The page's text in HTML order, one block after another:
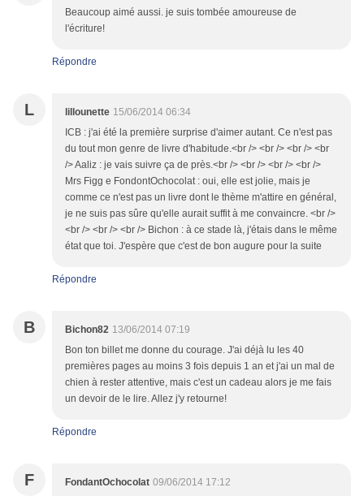
Beaucoup aimé aussi. je suis tombée amoureuse de
l'écriture!
Répondre
L lillounette 15/06/2014 06:34
ICB : j'ai été la première surprise d'aimer autant. Ce n'est pas
du tout mon genre de livre d'habitude.<br /> <br /> <br /> <br
/> Aaliz : je vais suivre ça de près.<br /> <br /> <br /> <br />
Mrs Figg e FondontOchocolat : oui, elle est jolie, mais je
comme ce n'est pas un livre dont le thème m'attire en général,
je ne suis pas sûre qu'elle aurait suffit à me convaincre. <br />
<br /> <br /> <br /> Bichon : à ce stade là, j'étais dans le même
état que toi. J'espère que c'est de bon augure pour la suite
Répondre
B Bichon82 13/06/2014 07:19
Bon ton billet me donne du courage. J'ai déjà lu les 40
premières pages au moins 3 fois depuis 1 an et j'ai un mal de
chien à rester attentive, mais c'est un cadeau alors je me fais
un devoir de le lire. Allez j'y retourne!
Répondre
F FondantOchocolat 09/06/2014 17:12